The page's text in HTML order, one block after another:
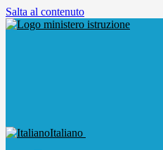
Salta al contenuto
Italiano